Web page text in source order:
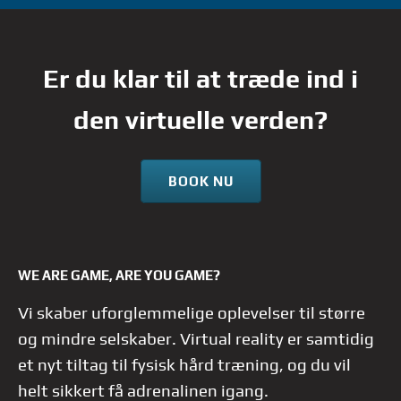
Er du klar til at træde ind i
den virtuelle verden?
BOOK NU
WE ARE GAME, ARE YOU GAME?
Vi skaber uforglemmelige oplevelser til større
og mindre selskaber. Virtual reality er samtidig
et nyt tiltag til fysisk hård træning, og du vil
helt sikkert få adrenalinen igang.